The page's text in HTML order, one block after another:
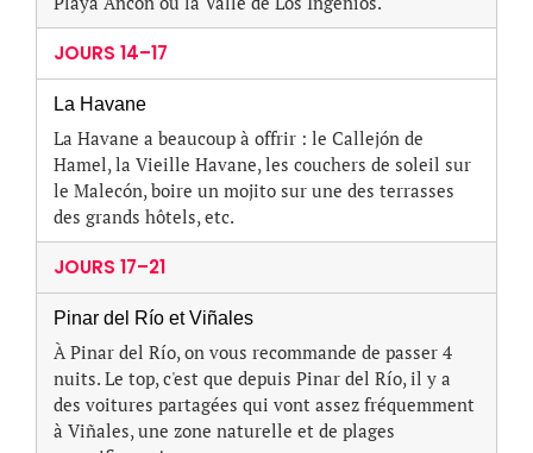
JOURS 14–17
La Havane
La Havane a beaucoup à offrir : le Callejón de
Hamel, la Vieille Havane, les couchers de soleil sur
le Malecón, boire un mojito sur une des terrasses
des grands hôtels, etc.
JOURS 17–21
Pinar del Río et Viñales
À Pinar del Río, on vous recommande de passer 4
nuits. Le top, c'est que depuis Pinar del Río, il y a
des voitures partagées qui vont assez fréquemment
à Viñales, une zone naturelle et de plages